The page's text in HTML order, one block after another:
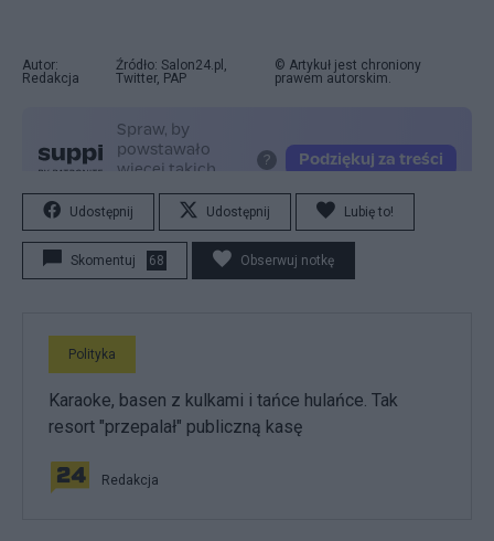
Autor:
Redakcja
Źródło: Salon24.pl,
Twitter, PAP
© Artykuł jest chroniony
prawem autorskim.
Udostępnij Udostępnij Lubię to!
Skomentuj 68 Obserwuj notkę
Polityka
Karaoke, basen z kulkami i tańce hulańce. Tak
resort "przepalał" publiczną kasę
Redakcja